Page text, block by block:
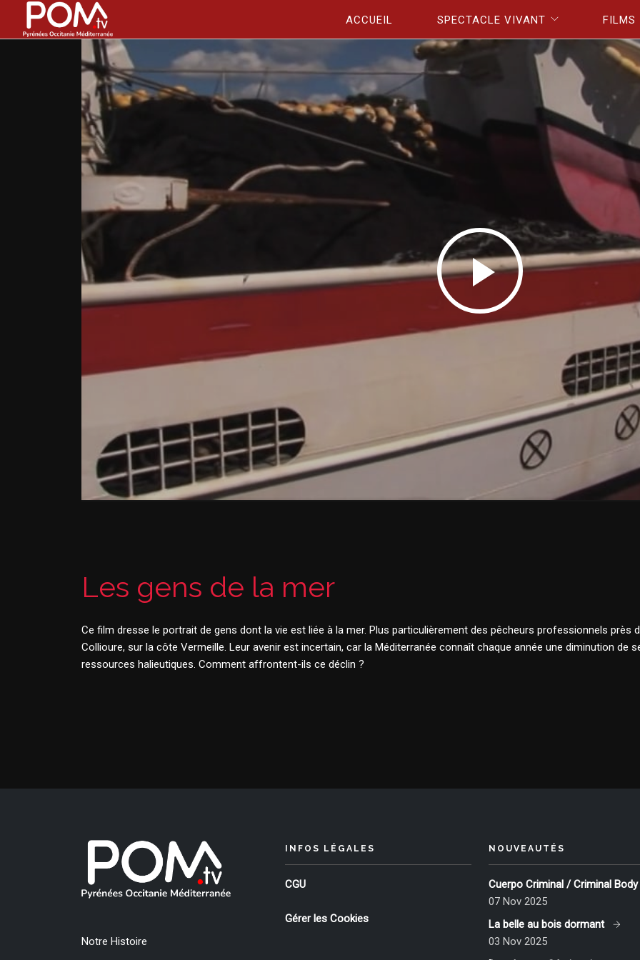
ACCUEIL SPECTACLE VIVANT FILMS
Les gens de la mer
Ce film dresse le portrait de gens dont la vie est liée à la mer. Plus particulièrement des pêcheurs professionnels près
Collioure, sur la côte Vermeille. Leur avenir est incertain, car la Méditerranée connaît chaque année une diminution de
ressources halieutiques. Comment affrontent-ils ce déclin ?
Notre Histoire
INFOS LÉGALES
CGU
Gérer les Cookies
NOUVEAUTÉS
Cuerpo Criminal / Criminal Body
07 Nov 2025
La belle au bois dormant
03 Nov 2025